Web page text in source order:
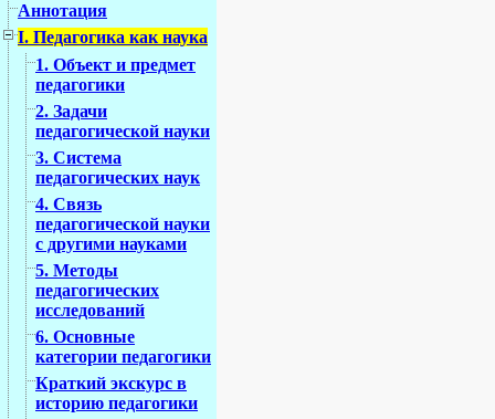
Аннотация
I. Педагогика как наука
1. Объект и предмет
педагогики
2. Задачи
педагогической науки
3. Система
педагогических наук
4. Связь
педагогической науки
с другими науками
5. Методы
педагогических
исследований
6. Основные
категории педагогики
Краткий экскурс в
историю педагогики